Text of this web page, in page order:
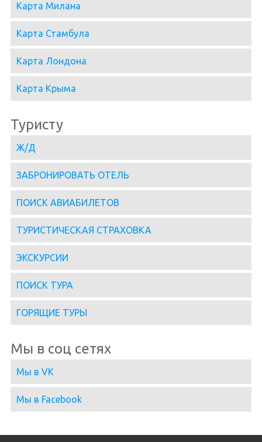
Карта Милана
Карта Стамбула
Карта Лондона
Карта Крыма
Туристу
Ж/Д
ЗАБРОНИРОВАТЬ ОТЕЛЬ
ПОИСК АВИАБИЛЕТОВ
ТУРИСТИЧЕСКАЯ СТРАХОВКА
ЭКСКУРСИИ
ПОИСК ТУРА
ГОРЯЩИЕ ТУРЫ
Мы в соц сетях
Мы в VK
Мы в Facebook